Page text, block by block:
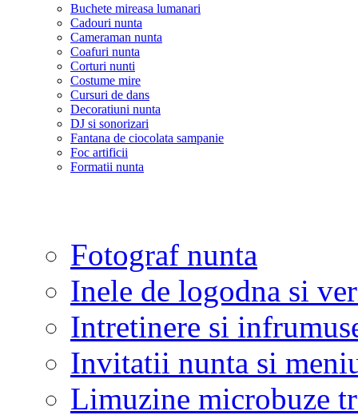
Buchete mireasa lumanari
Cadouri nunta
Cameraman nunta
Coafuri nunta
Corturi nunti
Costume mire
Cursuri de dans
Decoratiuni nunta
DJ si sonorizari
Fantana de ciocolata sampanie
Foc artificii
Formatii nunta
Fotograf nunta
Inele de logodna si
Intretinere si
Invitatii nunta si
Limuzine microbuze